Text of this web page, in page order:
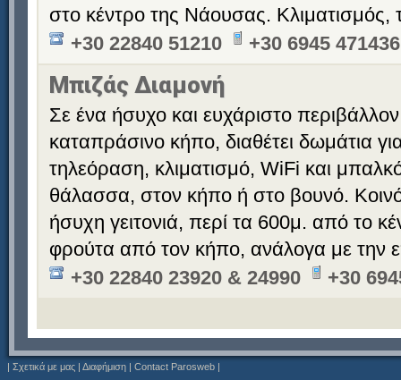
στο κέντρο της Νάουσας.
+30 22840 51210
+30 6945 471436
Μπιζάς Διαμονή
Σε ένα ήσυχο και ευχάριστο
καταπράσινο κήπο, διαθέτει δωμάτια
τηλεόραση, κλιματισμό, WiFi και
θάλασσα, στον κήπο ή στο βουνό.
ήσυχη γειτονιά, περί τα 600μ. από το
φρούτα από τον κήπο, ανάλογα με την
+30 22840 23920 & 24990
+30
| Σχετικά με μας | Διαφήμιση | Contact Parosweb |